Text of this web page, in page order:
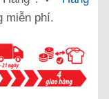
phí.